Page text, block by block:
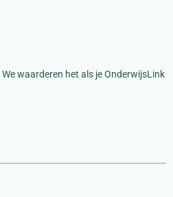
We waarderen het als je OnderwijsLink